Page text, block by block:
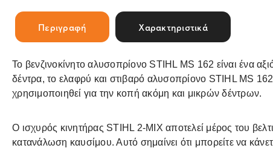
Περιγραφή Χαρακτηριστικά
Το βενζινοκίνητο αλυσοπρίονο STIHL MS 162 είναι ένα
δέντρα, το ελαφρύ και στιβαρό αλυσοπρίονο STIHL MS
χρησιμοποιηθεί για την κοπή ακόμη και μικρών δέντρων.
Ο ισχυρός κινητήρας STIHL 2-MIX αποτελεί μέρος του
κατανάλωση καυσίμου. Αυτό σημαίνει ότι μπορείτε να